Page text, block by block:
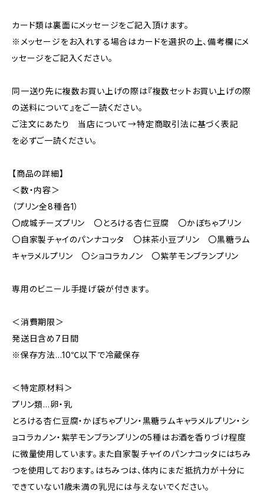
カード類は裏面にメッセージをご記入頂けます。
※メッセージをお入れする場合はカードを選択の上、備考欄にメ
ッセージをご記入ください。
同一送り先に複数お買い上げの際は『複数セットお買い上げの際
の送料について』をご一読ください。
ご注文にあたり 当店について→特定商取引法に基づく表記
を必ずご一読ください。
【商品の詳細】
＜数・内容＞
（プリン全8種各1）
〇成城チーズプリン 〇とろける杏仁豆腐 〇かぼちゃプリン
〇自家製チャイのパンナコッタ 〇抹茶小豆プリン 〇黒糖ラム
キャラメルプリン 〇ショコラカノン 〇紫芋モンブランプリン
専用のビニール手提げ袋が付きます。
＜消費期限＞
発送日含め7日間
※保存方法…10℃以下で冷蔵保存
＜特定原材料＞
プリン類…卵・乳
とろける杏仁豆腐・かぼちゃプリン・黒糖ラムキャラメルプリン・シ
ョコラカノン・紫芋モンブランプリンの5種はお酒を香りづけ程度
に微量使用しています。また自家製チャイのパンナコッタにはちみ
つを使用しております。はちみつは、体内にまだ抵抗力が十分に
できていない1歳未満の乳児には与えないでください。